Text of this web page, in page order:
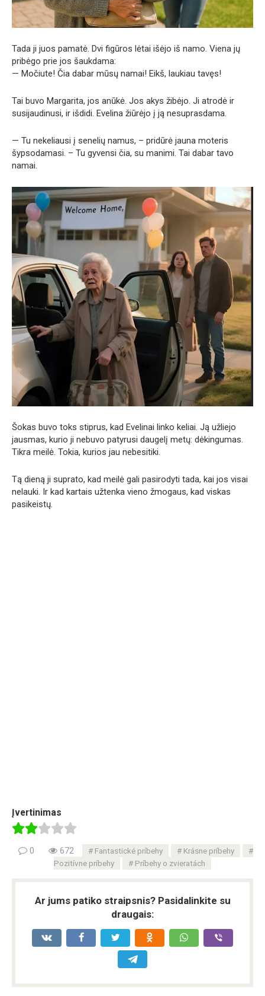
Tada ji juos pamatė. Dvi figūros lėtai išėjo iš namo. Viena jų
pribėgo prie jos šaukdama:
— Močiute! Čia dabar mūsų namai! Eikš, laukiau tavęs!
Tai buvo Margarita, jos anūkė. Jos akys žibėjo. Ji atrodė ir
susijaudinusi, ir išdidi. Evelina žiūrėjo į ją nesuprasdama.
— Tu nekeliausi į senelių namus, – pridūrė jauna moteris
šypsodamasi. – Tu gyvensi čia, su manimi. Tai dabar tavo
namai.
Šokas buvo toks stiprus, kad Evelinai linko keliai. Ją užliejo
jausmas, kurio ji nebuvo patyrusi daugelį metų: dėkingumas.
Tikra meilė. Tokia, kurios jau nebesitiki.
Tą dieną ji suprato, kad meilė gali pasirodyti tada, kai jos visai
nelauki. Ir kad kartais užtenka vieno žmogaus, kad viskas
pasikeistų.
Įvertinimas
0 672 Fantastické príbehy
Krásne príbehy
Pozitívne príbehy
Príbehy o zvieratách
Ar jums patiko straipsnis? Pasidalinkite su
draugais: